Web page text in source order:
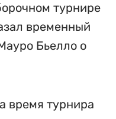
турнире
временный
Бьелло о
время турнира